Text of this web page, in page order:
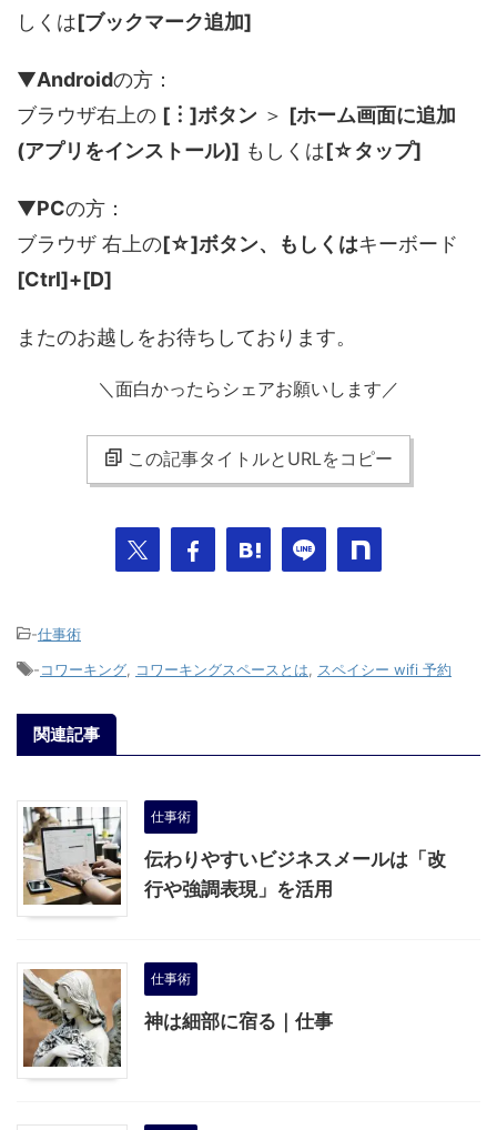
しくは[ブックマーク追加]
▼Androidの方：
ブラウザ右上の [︙]ボタン ＞ [ホーム画面に追加
(アプリをインストール)] もしくは[☆タップ]
▼PCの方：
ブラウザ 右上の[☆]ボタン、もしくはキーボード
[Ctrl]+[D]
またのお越しをお待ちしております。
＼面白かったらシェアお願いします／
この記事タイトルとURLをコピー
-仕事術
-コワーキング コワーキングスペースとは スペイシー wifi 予約
関連記事
仕事術
伝わりやすいビジネスメールは「改
行や強調表現」を活用
仕事術
神は細部に宿る｜仕事